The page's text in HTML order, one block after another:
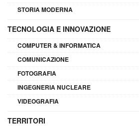
STORIA MODERNA
TECNOLOGIA E INNOVAZIONE
COMPUTER & INFORMATICA
COMUNICAZIONE
FOTOGRAFIA
INGEGNERIA NUCLEARE
VIDEOGRAFIA
TERRITORI